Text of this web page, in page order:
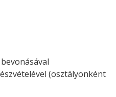
(osztályonként